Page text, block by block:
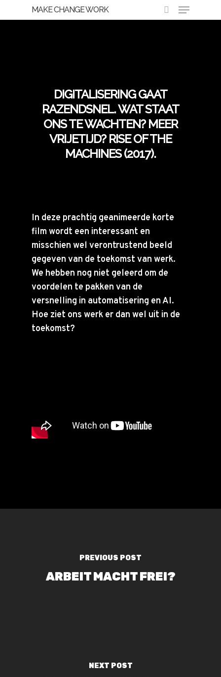
MAKE CHANGE WORK
DIGITALISERING GAAT
RAZENDSNEL. WAT STAAT
ONS TE WACHTEN? MEER
VRIJETIJD? RISE OF THE
MACHINES (2017).
In deze prachtig geanimeerde korte
film wordt een interessant en
misschien wel verontrustend beeld
gegeven van de toekomst van werk.
We hebben nog niet geleerd om de
voordelen te pakken van de
versnelling in automatisering en AI.
Hoe ziet ons werk er dan wel uit in de
toekomst?
PREVIOUS POST
ARBEIT MACHT FREI?
NEXT POST
Over ons